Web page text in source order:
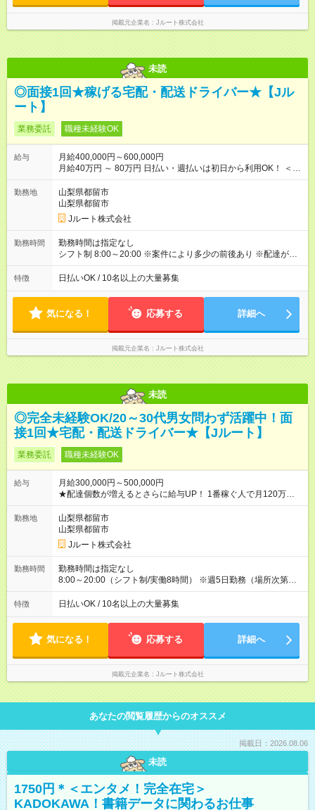
掲載元企業名 Jルート株式会社
未読
◎面接1回★稼げる宅配・配送ドライバー★【Jル
ート】
業務委託 職種未経験OK
給与
月給400,000円～600,000円
月給40万円 ～ 80万円 日払い・週払いは初日から利用OK！ ＜想
定年収＞ 480万円 ～ 960万円 ★配達個数が増えるとさらに給与
UP！ ★1番稼ぐ人で月120万ほど！ ＜平均収入イメージ＞ ・主
要都市エリア 月収50万円／週5日稼働 月収60万~80万円／週6日
稼働 ・地方郊外エリア 月収40万円／週5日稼働 月収45万円~60
万円／週6日稼働 【試用期間】試用期間なし
勤務地
山梨県都留市
山梨県都留市
Jルート株式会社
勤務時間
勤務時間は指定なし
シフト制 8:00～20:00 ※案件により多少の前後あり ※配達が完
了次第、帰社OKです
特徴 日払いOK / 10名以上の大量募集
気になる！ 応募する 詳細へ
掲載元企業名 Jルート株式会社
未読
◎完全未経験OK/20～30代男女問わず活躍中！面
接1回★宅配・配送ドライバー★【Jルート】
業務委託 職種未経験OK
給与
月給300,000円～500,000円
★配達個数が増えるとさらに給与UP！ 1番稼ぐ人で月120万ほ
ど！ ・主要都市エリア 月収55万円／週5日稼働 月収65万~112
万円／週6日稼働 ・地方郊外エリア 月収40万円／週5日稼働 月
収40万円~50万円／週6日稼働 ＜モデルイメージ＞ ■月収50万
円 (27歳男性/江東区在住)※元建築関係 1日150個配達×25日勤務
(日休み) ■月収80万円(43歳男性/墨田区在住)※元営業 1日200個
勤務地
山梨県都留市
山梨県都留市
Jルート株式会社
勤務時間
勤務時間は指定なし
8:00～20:00（シフト制/実働8時間） ※週5日勤務（場所次第で
は週4も有り） ※配達状況によって時間外での勤務可能性有り ※
案件により多少の前後あり ※配達が完了次第、帰社OKです
特徴 日払いOK / 10名以上の大量募集
気になる！ 応募する 詳細へ
掲載元企業名 Jルート株式会社
あなたの閲覧履歴からのオススメ
掲載日：2026.08.06
未読
1750円＊＜エンタメ！完全在宅＞
KADOKAWA！書籍データに関わるお仕事